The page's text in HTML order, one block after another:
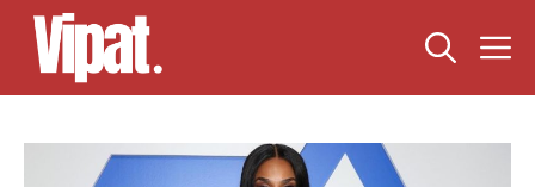
Skip
content